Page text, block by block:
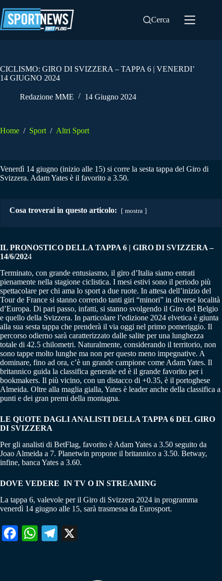
al
contenuto
Cerca
CICLISMO: GIRO DI SVIZZERA – TAPPA 6 | VENERDI’
14 GIUGNO 2024
Redazione MME 14 Giugno 2024
Home / Sport / Altri Sport
Venerdì 14 giugno (inizio alle 15) si corre la sesta tappa del Giro di
Svizzera. Adam Yates è il favorito a 3.50.
Cosa troverai in questo articolo: mostra
IL PRONOSTICO DELLA TAPPA 6 | GIRO DI SVIZZERA –
14/6/2024
Terminato, con grande entusiasmo, il giro d’Italia siamo entrati
pienamente nella stagione ciclistica. I mesi estivi sono il periodo più
spettacolare per chi ama lo sport a due ruote. In attesa dell’inizio del
Tour de France si stanno correndo tanti giri “minori” in diverse località
d’Europa. Di pari passo, infatti, si stanno svolgendo il Giro del Belgio
e quello della Svizzera. In particolare l’edizione 2024 elvetica è giunta
alla sua sesta tappa che prenderà il via oggi nel primo pomeriggio. Il
percorso odierno sarà caratterizzato dalle salite per una lunghezza
totale di 42.5 chilometri. Naturalmente, considerando il territorio, non
sono tappe molto lunghe ma non per questo meno impegnative. A
dominare, fino ad ora, c’è un grande campione come Adam Yates. Il
britannico guida la classifica generale ed è il grande favorito per i
bookmakers. Il più vicino, con un distacco di +0.35, è il portoghese
Almeida. Oltre alla maglia gialla, Yates è leader anche della classifica a
punti e dei gran premi della montagna.
LE QUOTE DAGLI ANALISTI DELLA TAPPA 6 DEL GIRO
DI SVIZZERA
Per gli analisti di BetFlag, favorito è Adam Yates a 3.50 seguito da
Joao Almeida a 7. Planetwin propone il britannico a 3.50. Betway,
infine, banca Yates a 3.60.
DOVE VEDERE IN TV O IN STREAMING
La tappa 6, valevole per il Giro di Svizzera 2024 in programma
venerdì 14 giugno alle 15, sarà trasmessa da Eurosport.
Fa W
Te